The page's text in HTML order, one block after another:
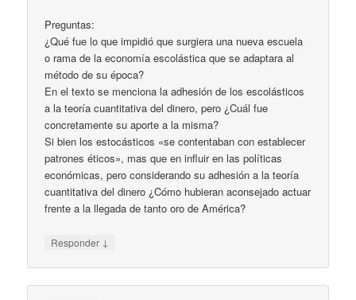
Preguntas:
¿Qué fue lo que impidió que surgiera una nueva escuela
o rama de la economía escolástica que se adaptara al
método de su época?
En el texto se menciona la adhesión de los escolásticos
a la teoría cuantitativa del dinero, pero ¿Cuál fue
concretamente su aporte a la misma?
Si bien los estocásticos «se contentaban con establecer
patrones éticos», mas que en influir en las políticas
económicas, pero considerando su adhesión a la teoría
cuantitativa del dinero ¿Cómo hubieran aconsejado actuar
frente a la llegada de tanto oro de América?
Responder ↓